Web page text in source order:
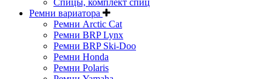
Ремни вариатора
Ремни Arctic Cat
Ремни BRP Lynx
Ремни BRP Ski-Doo
Ремни Honda
Ремни Polaris